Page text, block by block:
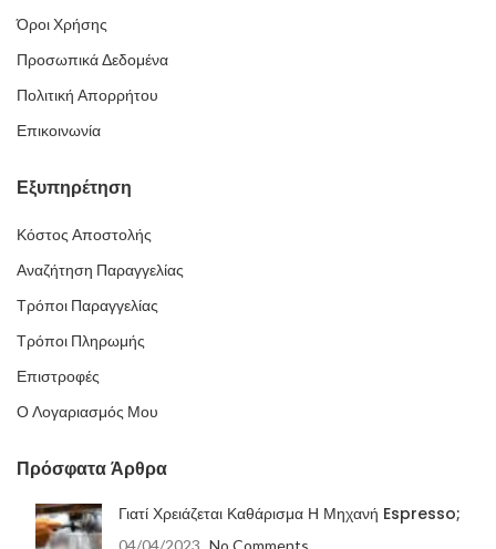
Όροι Χρήσης
Προσωπικά Δεδομένα
Πολιτική Απορρήτου
Επικοινωνία
Εξυπηρέτηση
Κόστος Αποστολής
Αναζήτηση Παραγγελίας
Τρόποι Παραγγελίας
Τρόποι Πληρωμής
Επιστροφές
Ο Λογαριασμός Μου
Πρόσφατα Άρθρα
Γιατί Χρειάζεται Καθάρισμα Η Μηχανή Espresso;